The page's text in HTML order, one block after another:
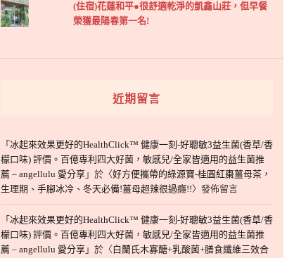
(住宿)花蓮和平●很舒適乾淨的凱鑫山莊，但早餐
榮獲最陽春第一名!
近期留言
「 冰起來效果更好的HealthClick™ 健康一刻-好聰敏3益生菌(香草/香
檬口味) 評價。百億專利四大好菌，敏感兒/全家皆適用的益生菌推
薦 – angellulu 愛分享 」於〈好方便攜帶的綠源寶-桂圓紅棗薑母茶，
生理期、手腳冰冷、冬天必備!薑母超辣很過癮!!〉發佈留言
「 冰起來效果更好的HealthClick™ 健康一刻-好聰敏3益生菌(香草/香
檬口味) 評價。百億專利四大好菌，敏感兒/全家皆適用的益生菌推
薦 – angellulu 愛分享 」於〈白蘭氏木寡醣+乳酸菌+膳食纖維三效合